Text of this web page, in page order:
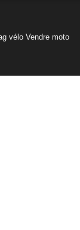
vélo Vendre moto